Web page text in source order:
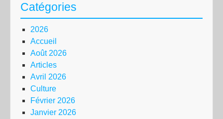
Catégories
2026
Accueil
Août 2026
Articles
Avril 2026
Culture
Février 2026
Janvier 2026